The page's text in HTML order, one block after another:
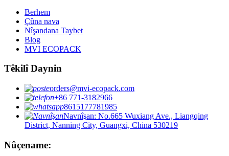
Berhem
Çûna nava
Nîşandana Taybet
Blog
MVI ECOPACK
Têkilî Daynin
orders@mvi-ecopack.com
+86 771-3182966
8615177781985
Navnîşan: No.665 Wuxiang Ave., Liangqing
District, Nanning City, Guangxi, China 530219
Nûçename: